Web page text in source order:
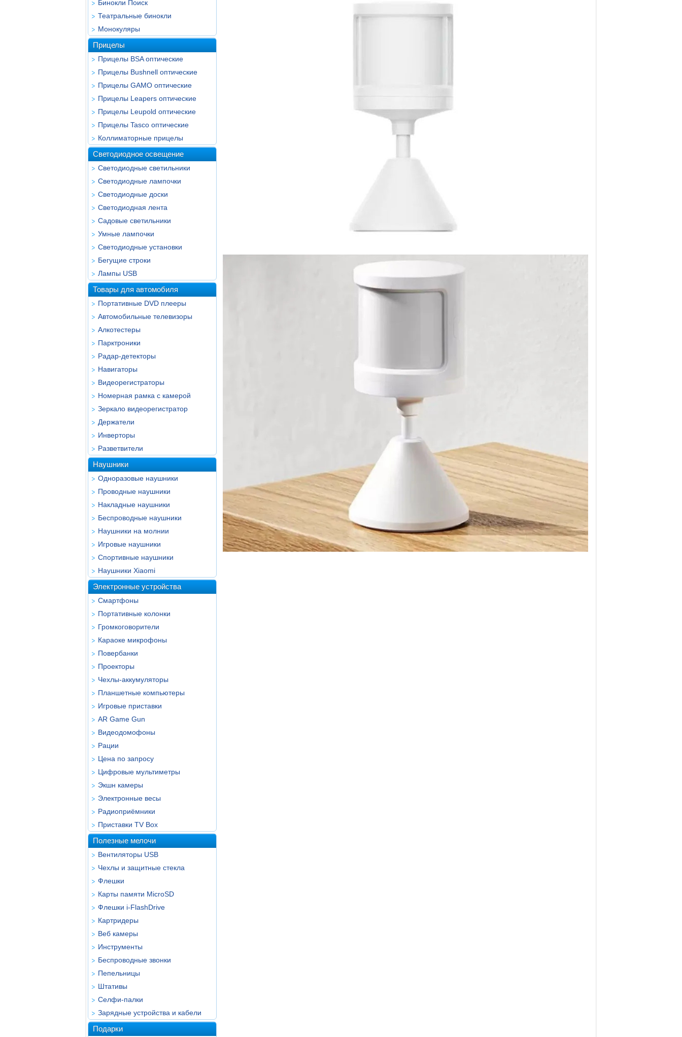
Бинокли Поиск
Театральные бинокли
Монокуляры
Прицелы
Прицелы BSA оптические
Прицелы Bushnell оптические
Прицелы GAMO оптические
Прицелы Leapers оптические
Прицелы Leupold оптические
Прицелы Tasco оптические
Коллиматорные прицелы
Светодиодное освещение
Светодиодные светильники
Светодиодные лампочки
Светодиодные доски
Светодиодная лента
Садовые светильники
Умные лампочки
Светодиодные установки
Бегущие строки
Лампы USB
Товары для автомобиля
Портативные DVD плееры
Автомобильные телевизоры
Алкотестеры
Парктроники
Радар-детекторы
Навигаторы
Видеорегистраторы
Номерная рамка с камерой
Зеркало видеорегистратор
Держатели
Инверторы
Разветвители
Наушники
Одноразовые наушники
Проводные наушники
Накладные наушники
Беспроводные наушники
Наушники на молнии
Игровые наушники
Спортивные наушники
Наушники Xiaomi
Электронные устройства
Смартфоны
Портативные колонки
Громкоговорители
Караоке микрофоны
Повербанки
Проекторы
Чехлы-аккумуляторы
Планшетные компьютеры
Игровые приставки
AR Game Gun
Видеодомофоны
Рации
Цена по запросу
Цифровые мультиметры
Экшн камеры
Электронные весы
Радиоприёмники
Приставки TV Box
Полезные мелочи
Вентиляторы USB
Чехлы и защитные стекла
Флешки
Карты памяти MicroSD
Флешки i-FlashDrive
Картридеры
Веб камеры
Инструменты
Беспроводные звонки
Пепельницы
Штативы
Селфи-палки
Зарядные устройства и кабели
Подарки